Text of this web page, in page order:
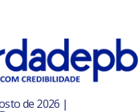
de 2026 |